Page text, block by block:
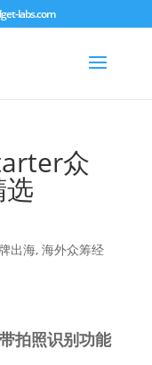
labs.com
众
出海, 海外众筹经
拍照识别功能